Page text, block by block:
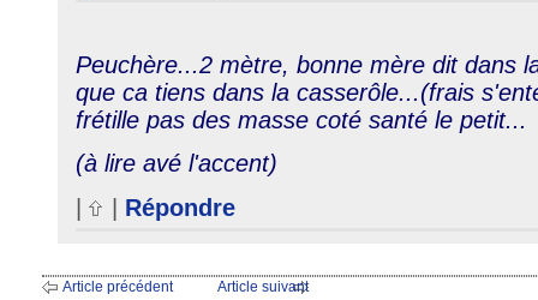
Peuchère...2 mètre, bonne mère dit dans
que ca tiens dans la casserôle...(frais
frétille pas des masse coté santé le petit...
(à lire avé l'accent)
|
| Répondre
Article précédent Article suivant